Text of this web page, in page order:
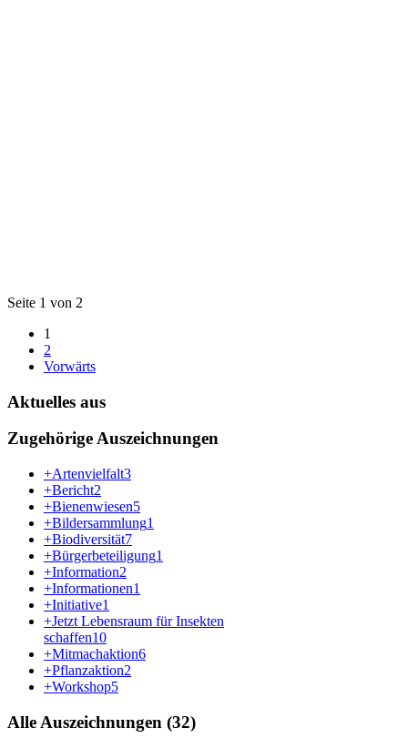
Seite 1 von 2
1
2
Vorwärts
Aktuelles aus
Zugehörige Auszeichnungen
+Artenvielfalt3
+Bericht2
+Bienenwiesen5
+Bildersammlung1
+Biodiversität7
+Bürgerbeteiligung1
+Information2
+Informationen1
+Initiative1
+Jetzt Lebensraum für Insekten
schaffen10
+Mitmachaktion6
+Pflanzaktion2
+Workshop5
Alle Auszeichnungen (32)